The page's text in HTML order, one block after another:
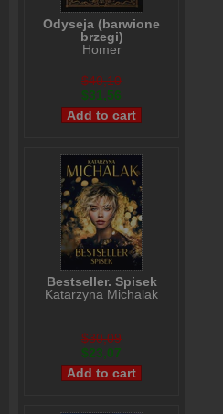
Odyseja (barwione
brzegi)
Homer
$40,10
$31,56
Bestseller. Spisek
Katarzyna Michalak
$30,09
$23,07